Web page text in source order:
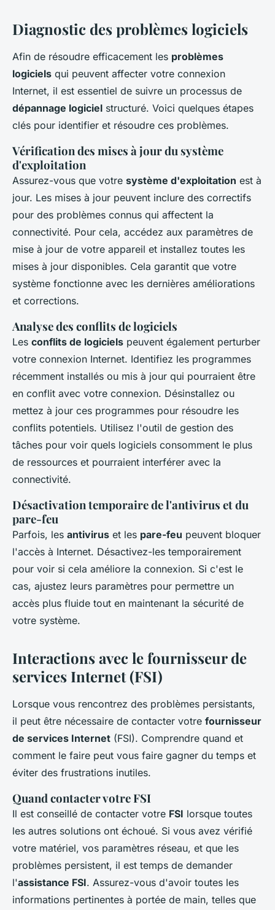
Diagnostic des problèmes logiciels
Afin de résoudre efficacement les problèmes
logiciels qui peuvent affecter votre connexion
Internet, il est essentiel de suivre un processus de
dépannage logiciel structuré. Voici quelques étapes
clés pour identifier et résoudre ces problèmes.
Vérification des mises à jour du système
d'exploitation
Assurez-vous que votre système d'exploitation est à
jour. Les mises à jour peuvent inclure des correctifs
pour des problèmes connus qui affectent la
connectivité. Pour cela, accédez aux paramètres de
mise à jour de votre appareil et installez toutes les
mises à jour disponibles. Cela garantit que votre
système fonctionne avec les dernières améliorations
et corrections.
Analyse des conflits de logiciels
Les conflits de logiciels peuvent également perturber
votre connexion Internet. Identifiez les programmes
récemment installés ou mis à jour qui pourraient être
en conflit avec votre connexion. Désinstallez ou
mettez à jour ces programmes pour résoudre les
conflits potentiels. Utilisez l'outil de gestion des
tâches pour voir quels logiciels consomment le plus
de ressources et pourraient interférer avec la
connectivité.
Désactivation temporaire de l'antivirus et du
pare-feu
Parfois, les antivirus et les pare-feu peuvent bloquer
l'accès à Internet. Désactivez-les temporairement
pour voir si cela améliore la connexion. Si c'est le
cas, ajustez leurs paramètres pour permettre un
accès plus fluide tout en maintenant la sécurité de
votre système.
Interactions avec le fournisseur de
services Internet (FSI)
Lorsque vous rencontrez des problèmes persistants,
il peut être nécessaire de contacter votre fournisseur
de services Internet (FSI). Comprendre quand et
comment le faire peut vous faire gagner du temps et
éviter des frustrations inutiles.
Quand contacter votre FSI
Il est conseillé de contacter votre FSI lorsque toutes
les autres solutions ont échoué. Si vous avez vérifié
votre matériel, vos paramètres réseau, et que les
problèmes persistent, il est temps de demander
l'assistance FSI. Assurez-vous d'avoir toutes les
informations pertinentes à portée de main, telles que